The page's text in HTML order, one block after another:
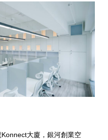
大廈，銀河創業空